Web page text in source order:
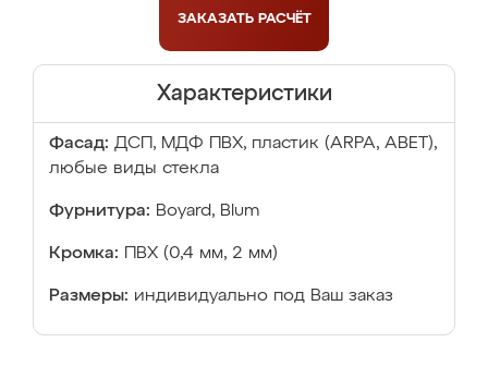
ЗАКАЗАТЬ РАСЧЁТ
Характеристики
Фасад: ДСП, МДФ ПВХ, пластик (ARPA, ABET),
любые виды стекла
Фурнитура: Boyard, Blum
Кромка: ПВХ (0,4 мм, 2 мм)
Размеры: индивидуально под Ваш заказ